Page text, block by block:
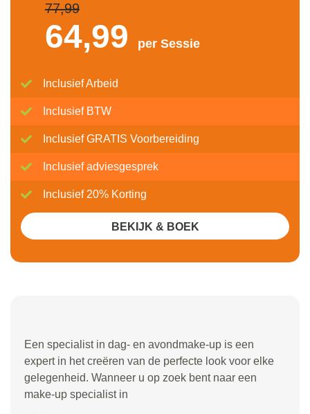
Een specialist in dag- en avondmake-up is een
expert in het creëren van de perfecte look voor elke
gelegenheid. Wanneer u op zoek bent naar een
make-up specialist in
77,99
64,99 per Sessie
Inclusief Arbeid
Inclusief BTW
Inclusief GRATIS Voorbereiding
Inclusief adviesgesprek
Inclusief 20% Korting
BEKIJK & BOEK